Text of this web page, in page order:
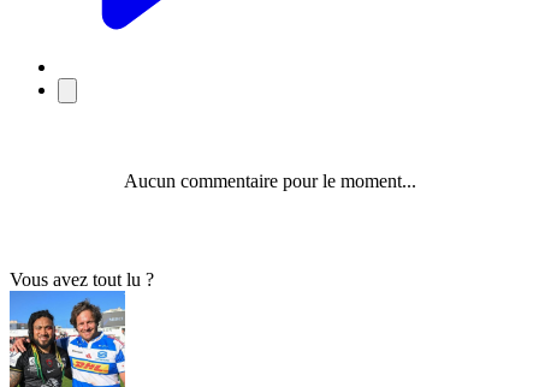
Aucun commentaire pour le moment...
Vous avez tout lu ?